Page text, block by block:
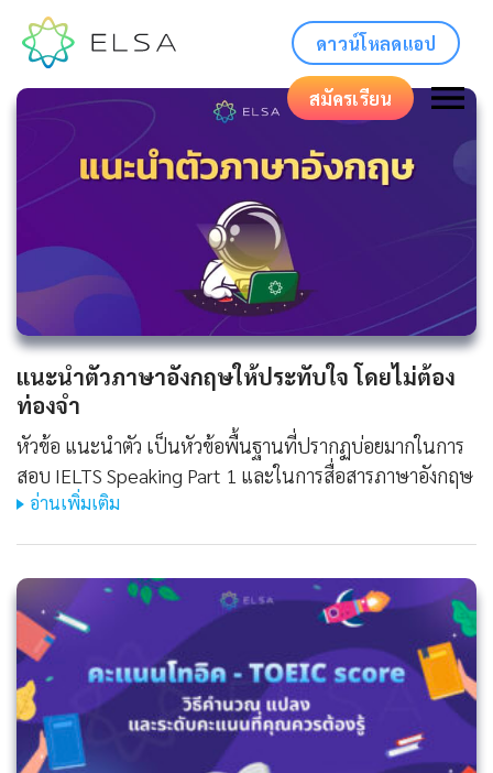
ดาวน์โหลดแอป
สมัครเรียน
แนะนําตัวภาษาอังกฤษให้ประทับใจ โดยไม่ต้อง
ท่องจำ
หัวข้อ แนะนำตัว เป็นหัวข้อพื้นฐานที่ปรากฏบ่อยมากในการ
สอบ IELTS Speaking Part 1 และในการสื่อสารภาษาอังกฤษ
อ่านเพิ่มเติม